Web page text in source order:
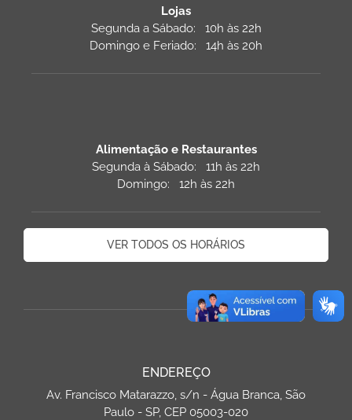
Lojas
Segunda a Sábado: 10h às 22h
Domingo e Feriado: 14h às 20h
Alimentação e Restaurantes
Segunda à Sábado: 11h às 22h
Domingo: 12h às 22h
VER TODOS OS HORÁRIOS
ENDEREÇO
Av. Francisco Matarazzo, s/n - Água Branca, São
Paulo - SP, CEP 05003-020